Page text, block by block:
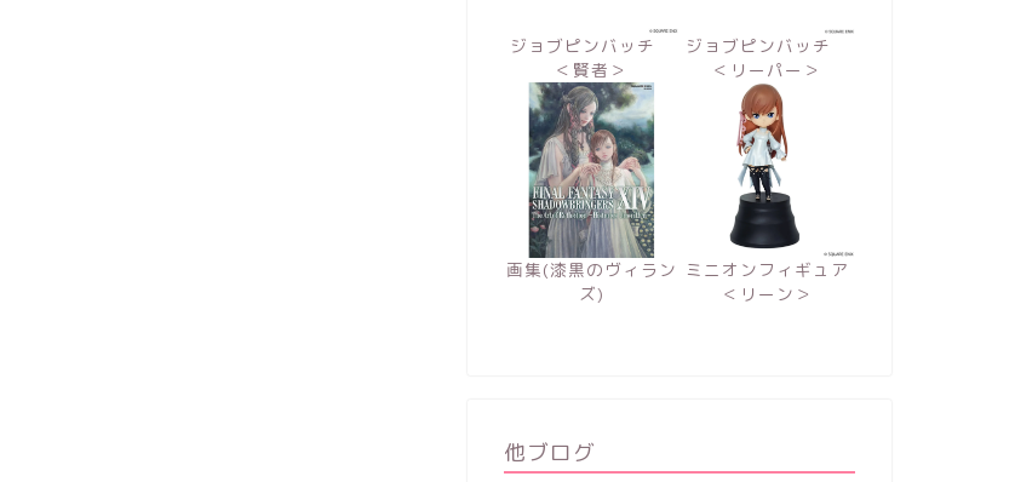
ジョブピンバッチ
＜賢者＞
ジョブピンバッチ
＜リーパー＞
画集(漆黒のヴィラン
ズ)
ミニオンフィギュア
＜リーン＞
他ブログ